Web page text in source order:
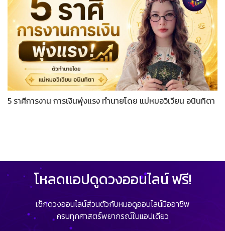
5 ราศีการงาน การเงินพุ่งแรง ทำนายโดย แม่หมอวิเวียน อนินทิตา
โหลดแอปดูดวงออนไลน์ ฟรี!
เช็กดวงออนไลน์ส่วนตัวกับหมอดูออนไลน์มืออาชีพ
ครบทุกศาสตร์พยากรณ์ในแอปเดียว